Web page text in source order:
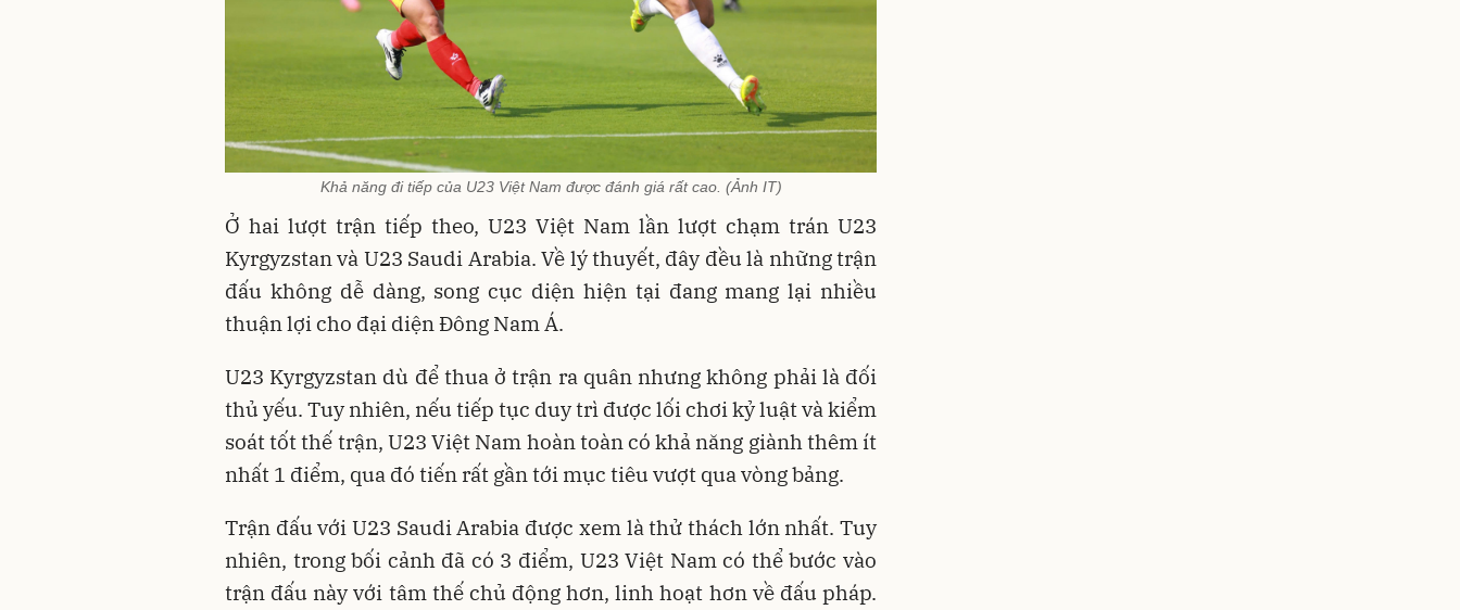
Khả năng đi tiếp của U23 Việt Nam được đánh giá rất cao. (Ảnh IT)
Ở hai lượt trận tiếp theo, U23 Việt Nam lần lượt chạm trán U23
Kyrgyzstan và U23 Saudi Arabia. Về lý thuyết, đây đều là những trận
đấu không dễ dàng, song cục diện hiện tại đang mang lại nhiều
thuận lợi cho đại diện Đông Nam Á.
U23 Kyrgyzstan dù để thua ở trận ra quân nhưng không phải là đối
thủ yếu. Tuy nhiên, nếu tiếp tục duy trì được lối chơi kỷ luật và kiểm
soát tốt thế trận, U23 Việt Nam hoàn toàn có khả năng giành thêm ít
nhất 1 điểm, qua đó tiến rất gần tới mục tiêu vượt qua vòng bảng.
Trận đấu với U23 Saudi Arabia được xem là thử thách lớn nhất. Tuy
nhiên, trong bối cảnh đã có 3 điểm, U23 Việt Nam có thể bước vào
trận đấu này với tâm thế chủ động hơn, linh hoạt hơn về đấu pháp.